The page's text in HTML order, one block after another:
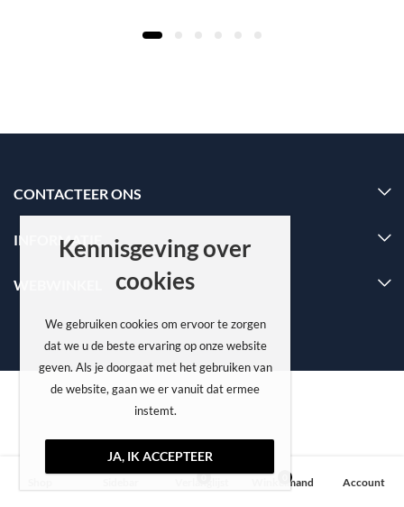
CONTACTEER ONS
INFORMATIE
WEBWINKEL
0 Winkelmand Account
Kennisgeving over
cookies
We gebruiken cookies om ervoor te zorgen
dat we u de beste ervaring op onze website
geven. Als je doorgaat met het gebruiken van
de website, gaan we er vanuit dat ermee
instemt.
JA, IK ACCEPTEER